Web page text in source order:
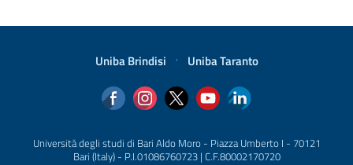
Uniba Brindisi · Uniba Taranto
Università degli studi di Bari Aldo Moro - Piazza Umberto I - 70121
Bari (Italy) - P.I.01086760723 | C.F.80002170720